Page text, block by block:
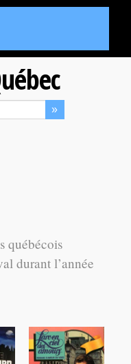
québécois
durant l’année